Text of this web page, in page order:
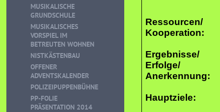
MUSIKALISCHE
GRUNDSCHULE
MUSIKALISCHES
VORSPIEL IM
BETREUTEN WOHNEN
NISTKÄSTENBAU
OFFENER
ADVENTSKALENDER
POLIZEIPUPPENBÜHNE
PP-FOLIE
PRÄSENTATION 2014
Ressourcen/
Kooperation:
Ergebnisse/
Erfolge/
Anerkennung:
Hauptziele: